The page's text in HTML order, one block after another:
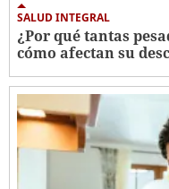
SALUD INTEGRAL
¿Por qué tantas
cómo afectan su